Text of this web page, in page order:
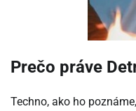
Prečo práve
Techno, ako ho